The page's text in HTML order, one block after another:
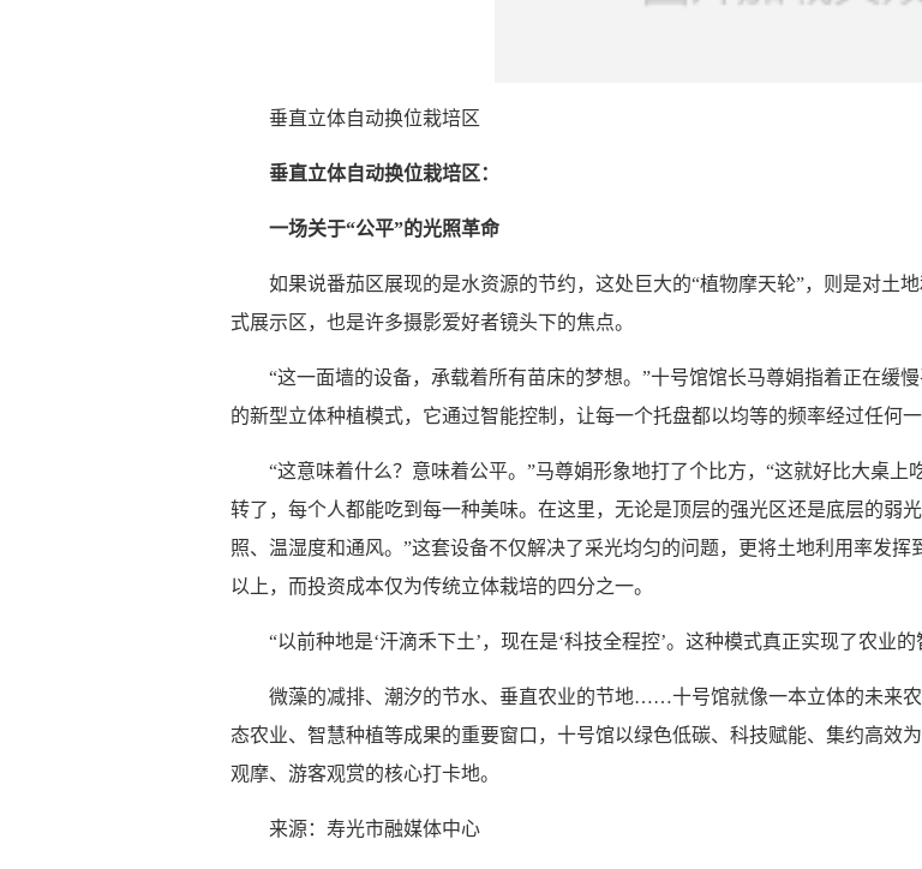
垂直立体自动换位栽培区
垂直立体自动换位栽培区：
一场关于“公平”的光照革命
如果说番茄区展现的是水资源的节约，这处巨大的“植物摩天轮”，则是对土
式展示区，也是许多摄影爱好者镜头下的焦点。
“这一面墙的设备，承载着所有苗床的梦想。”十号馆馆长马尊娟指着正在缓
的新型立体种植模式，它通过智能控制，让每一个托盘都以均等的频率经过任何一
“这意味着什么？意味着公平。”马尊娟形象地打了个比方，“这就好比大桌
转了，每个人都能吃到每一种美味。在这里，无论是顶层的强光区还是底层的弱
照、温湿度和通风。”这套设备不仅解决了采光均匀的问题，更将土地利用率发
以上，而投资成本仅为传统立体栽培的四分之一。
“以前种地是‘汗滴禾下土’，现在是‘科技全程控’。这种模式真正实现了农业
微藻的减排、潮汐的节水、垂直农业的节地……十号馆就像一本立体的未来
态农业、智慧种植等成果的重要窗口，十号馆以绿色低碳、科技赋能、集约高效
观摩、游客观赏的核心打卡地。
来源：寿光市融媒体中心